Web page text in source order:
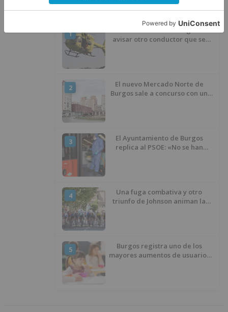
LO ÚLTIMO
1
Fallece un ciclista en Burgos tras
avisar otro conductor que se
2
El nuevo Mercado Norte de
Burgos sale a concurso con un
3
El Ayuntamiento de Burgos
replica al PSOE: «No se han
4
Una fuga combativa y otro
triunfo de Johnson animan la
5
Burgos registra uno de los
mayores aumentos de usuarios